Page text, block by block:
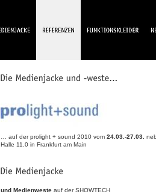
… auf der prolight + sound 2010 vom 24.03.-27.03.
Halle 11.0 in Frankfurt am Main
und Medienweste auf der SHOWTECH